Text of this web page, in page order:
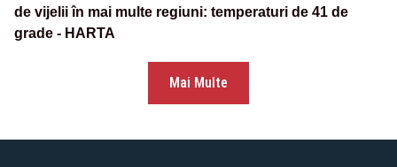
de vijelii în mai multe regiuni: temperaturi de 41 de
grade - HARTA
Mai Multe